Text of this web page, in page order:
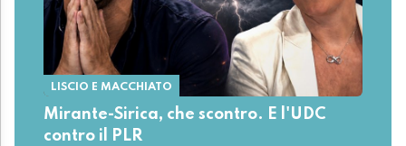
LISCIO E MACCHIATO
Mirante-Sirica, che scontro. E l'UDC
contro il PLR